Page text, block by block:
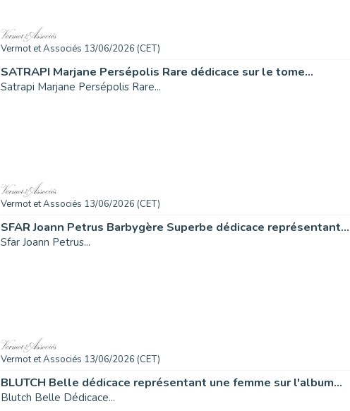
Vermot et Associés 13/06/2026 (CET)
SATRAPI Marjane Persépolis Rare dédicace sur le tome...
Satrapi Marjane Persépolis Rare...
Vermot et Associés 13/06/2026 (CET)
SFAR Joann Petrus Barbygère Superbe dédicace représentant...
Sfar Joann Petrus...
Vermot et Associés 13/06/2026 (CET)
BLUTCH Belle dédicace représentant une femme sur l'album...
Blutch Belle Dédicace...